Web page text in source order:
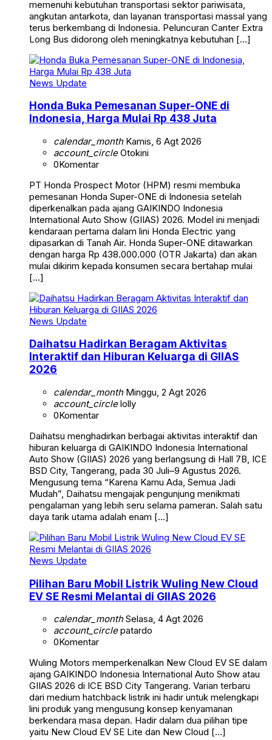
memenuhi kebutuhan transportasi sektor pariwisata,
angkutan antarkota, dan layanan transportasi massal yang
terus berkembang di Indonesia. Peluncuran Canter Extra
Long Bus didorong oleh meningkatnya kebutuhan […]
News Update
Honda Buka Pemesanan Super-ONE di
Indonesia, Harga Mulai Rp 438 Juta
calendar_monthKamis, 6 Agt 2026
account_circleOtokini
0Komentar
PT Honda Prospect Motor (HPM) resmi membuka
pemesanan Honda Super-ONE di Indonesia setelah
diperkenalkan pada ajang GAIKINDO Indonesia
International Auto Show (GIIAS) 2026. Model ini menjadi
kendaraan pertama dalam lini Honda Electric yang
dipasarkan di Tanah Air. Honda Super-ONE ditawarkan
dengan harga Rp 438.000.000 (OTR Jakarta) dan akan
mulai dikirim kepada konsumen secara bertahap mulai
[…]
News Update
Daihatsu Hadirkan Beragam Aktivitas
Interaktif dan Hiburan Keluarga di GIIAS
2026
calendar_monthMinggu, 2 Agt 2026
account_circlelolly
0Komentar
Daihatsu menghadirkan berbagai aktivitas interaktif dan
hiburan keluarga di GAIKINDO Indonesia International
Auto Show (GIIAS) 2026 yang berlangsung di Hall 7B, ICE
BSD City, Tangerang, pada 30 Juli–9 Agustus 2026.
Mengusung tema “Karena Kamu Ada, Semua Jadi
Mudah”, Daihatsu mengajak pengunjung menikmati
pengalaman yang lebih seru selama pameran. Salah satu
daya tarik utama adalah enam […]
News Update
Pilihan Baru Mobil Listrik Wuling New Cloud
EV SE Resmi Melantai di GIIAS 2026
calendar_monthSelasa, 4 Agt 2026
account_circlepatardo
0Komentar
Wuling Motors memperkenalkan New Cloud EV SE dalam
ajang GAIKINDO Indonesia International Auto Show atau
GIIAS 2026 di ICE BSD City Tangerang. Varian terbaru
dari medium hatchback listrik ini hadir untuk melengkapi
lini produk yang mengusung konsep kenyamanan
berkendara masa depan. Hadir dalam dua pilihan tipe
yaitu New Cloud EV SE Lite dan New Cloud […]